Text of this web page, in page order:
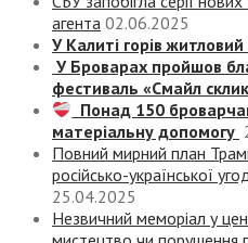
агента 02.06.2025
У Калиті горів
У Броварах пройшов
фестиваль «Смайл
Понад 150
матеріальну допомогу
Повний мирний план
російсько-української
25.04.2025
Незвичний меморіал у